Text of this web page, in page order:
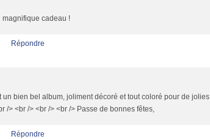
magnifique cadeau !
Répondre
bien bel album, joliment décoré et tout coloré pour de jolies
/> <br /> <br /> <br /> Passe de bonnes fêtes,
Répondre